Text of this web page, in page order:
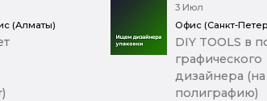
(Алматы)
3 Июл
Офис (Санкт-
DIY TOOLS в
графического
дизайнера (на
полиграфию)